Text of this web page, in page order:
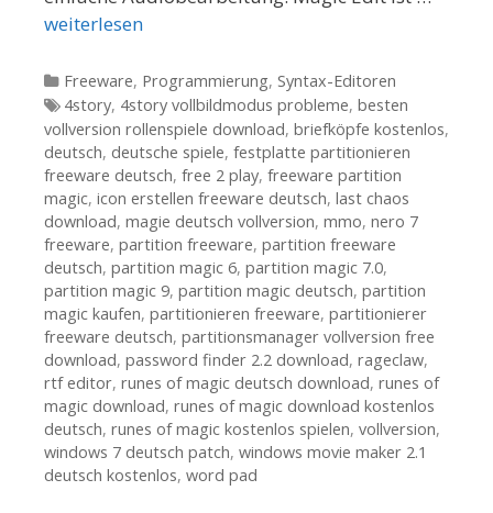
weiterlesen
Kategorien
Freeware, Programmierung, Syntax-Editoren
Tags
4story, 4story vollbildmodus probleme, besten
vollversion rollenspiele download, briefköpfe kostenlos,
deutsch, deutsche spiele, festplatte partitionieren
freeware deutsch, free 2 play, freeware partition
magic, icon erstellen freeware deutsch, last chaos
download, magie deutsch vollversion, mmo, nero 7
freeware, partition freeware, partition freeware
deutsch, partition magic 6, partition magic 7.0,
partition magic 9, partition magic deutsch, partition
magic kaufen, partitionieren freeware, partitionierer
freeware deutsch, partitionsmanager vollversion free
download, password finder 2.2 download, rageclaw,
rtf editor, runes of magic deutsch download, runes of
magic download, runes of magic download kostenlos
deutsch, runes of magic kostenlos spielen, vollversion,
windows 7 deutsch patch, windows movie maker 2.1
deutsch kostenlos, word pad